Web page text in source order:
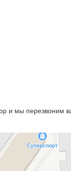
и мы перезвоним